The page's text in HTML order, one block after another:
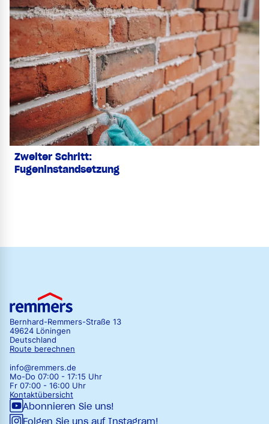
Zweiter Schritt:
Fugeninstandsetzung
Bernhard-Remmers-Straße 13
49624 Löningen
Deutschland
Route berechnen
info@remmers.de
Mo-Do 07:00 - 17:15 Uhr
Fr 07:00 - 16:00 Uhr
Kontaktübersicht
Abonnieren Sie uns!
Folgen Sie uns auf Instagram!